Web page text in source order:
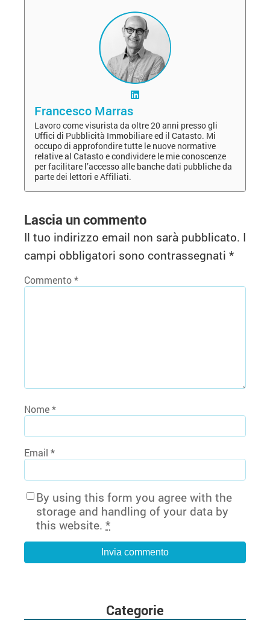
Francesco Marras
Lavoro come visurista da oltre 20 anni presso gli
Uffici di Pubblicità Immobiliare ed il Catasto. Mi
occupo di approfondire tutte le nuove normative
relative al Catasto e condividere le mie conoscenze
per facilitare l’accesso alle banche dati pubbliche da
parte dei lettori e Affiliati.
Lascia un commento
Il tuo indirizzo email non sarà pubblicato. I
campi obbligatori sono contrassegnati *
Commento*
Nome*
Email *
By using this form you agree with the
storage and handling of your data by
this website. *
Categorie